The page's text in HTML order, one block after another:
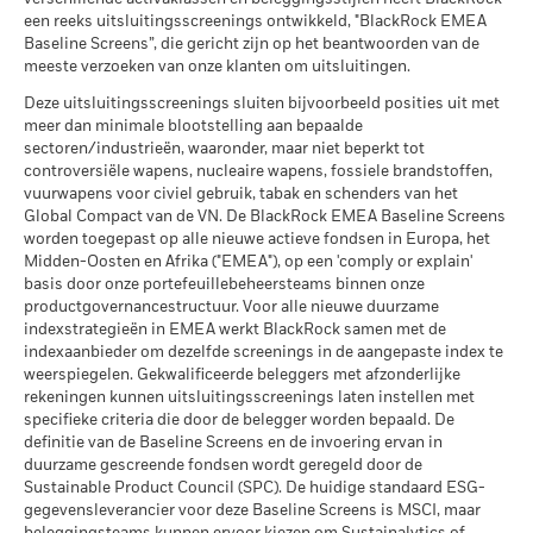
Het rendement is weergegeven na aftrek van de lopende
kosten. Instap-/uitstapvergoedingen worden niet in
aanmerking genomen bij de berekening.
De getoonde cijfers hebben betrekking op de prestaties in het
verleden.
In het verleden behaalde resultaten vormen geen
betrouwbare indicator voor toekomstige resultaten. Markten
kunnen zich in de toekomst heel anders ontwikkelen. Het kan
u helpen om te beoordelen hoe het fonds in het verleden
werd beheerd
De prestaties worden weergegeven op basis van de netto-
inventariswaarde (NIW), waarbij de bruto-inkomsten, indien
van toepassing, worden herbelegd. Het rendement van uw
belegging kan stijgen of dalen als gevolg van
valutaschommelingen als uw belegging wordt gedaan in een
andere valuta dan die gebruikt in de berekening van de
prestaties in het verleden. Bron: Blackrock
op de rente-inkomsten die inbegrepen zijn in de
wederinkoopprijs van kapitalisatie- en distributieaandelen
die meer dan 10% van hun activa beleggen in om het even
welk type van schuldvorderingen, bedraagt 30%.
Publicatie van de netto-inventariswaarde:
www.blackrock.com/be, De Tijd, www.fundinfo.com. Gelieve
voor klachten over dit fonds contact op te nemen met
BlackRock op het nummer 02 402 49 00, of een e-mail te
sturen naar belux@blackrock.com.Voor uw veiligheid worden
telefoongesprekken doorgaans opgenomen.U kunt ook
contact opnemen met de Consumer Mediation Service. Meer
informatie vindt u ophttp://www.ombudsfin.be.
Gematigd
Gemiddeld rendement per jaar
Gunstig
Wat u kunt terugkrijgen na aftrek van
Het stressscenario laat zien wat u zou kunnen terugkrijgen in
extreme marktomstandigheden.
MSCI – Overtreders van
Global Compact van de VN
per 30/jun/2026
0,00%
MSCI – Ketelkool
per 30/jun/2026
0,00%
MSCI – Oliezand
per 30/jun/2026
Betrokkenheid van
bedrijfsleven Dekking
per 30/jun/2026
Percentage niet-gedekt
Fonds
per 30/jun/2026
66,11%
De blootstellingen van BlackRock inzake betrokkenheid van
het bedrijfsleven, zoals hierboven weergegeven voor
Ketelkool en Oliezand, worden berekend en gerapporteerd
voor bedrijven die meer dan 5% van hun inkomsten
Alle documenten
een reeks uitsluitingsscreenings ontwikkeld, "BlackRock EMEA
Baseline Screens”, die gericht zijn op het beantwoorden van de
meeste verzoeken van onze klanten om uitsluitingen.
Deze uitsluitingsscreenings sluiten bijvoorbeeld posities uit met
meer dan minimale blootstelling aan bepaalde
sectoren/industrieën, waaronder, maar niet beperkt tot
controversiële wapens, nucleaire wapens, fossiele brandstoffen,
vuurwapens voor civiel gebruik, tabak en schenders van het
Global Compact van de VN. De BlackRock EMEA Baseline Screens
worden toegepast op alle nieuwe actieve fondsen in Europa, het
Midden-Oosten en Afrika ("EMEA"), op een 'comply or explain'
basis door onze portefeuillebeheersteams binnen onze
productgovernancestructuur. Voor alle nieuwe duurzame
indexstrategieën in EMEA werkt BlackRock samen met de
indexaanbieder om dezelfde screenings in de aangepaste index te
weerspiegelen. Gekwalificeerde beleggers met afzonderlijke
rekeningen kunnen uitsluitingsscreenings laten instellen met
specifieke criteria die door de belegger worden bepaald. De
definitie van de Baseline Screens en de invoering ervan in
duurzame gescreende fondsen wordt geregeld door de
Sustainable Product Council (SPC). De huidige standaard ESG-
gegevensleverancier voor deze Baseline Screens is MSCI, maar